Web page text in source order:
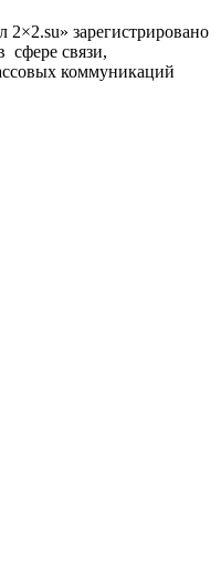
зарегистрировано
сфере связи,
коммуникаций